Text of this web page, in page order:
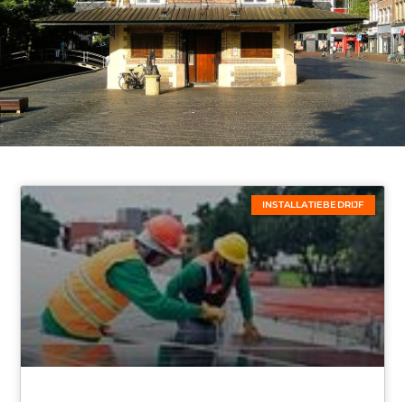
INSTALLATIEBEDRIJF